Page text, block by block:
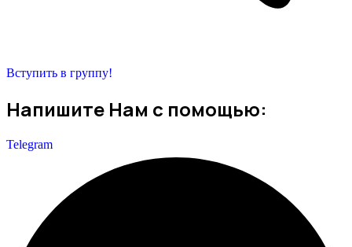
Вступить в группу!
Напишите Нам с помощью:
Telegram